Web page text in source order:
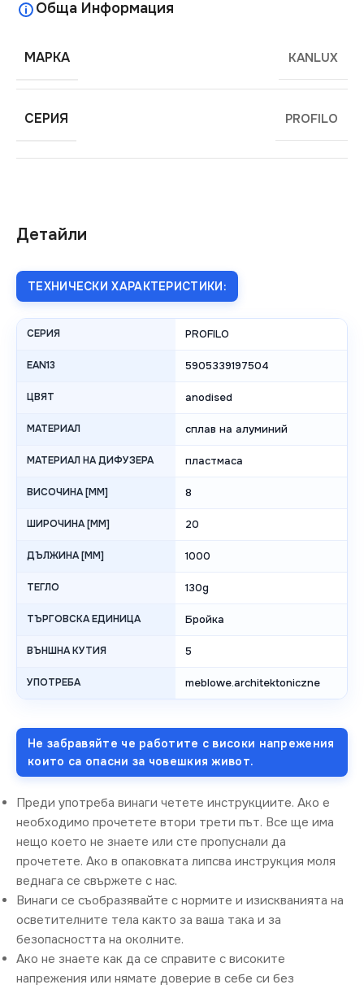
Детайли
ТЕХНИЧЕСКИ ХАРАКТЕРИСТИКИ:
СЕРИЯ PROFILO
EAN13 5905339197504
ЦВЯТ anodised
МАТЕРИАЛ сплав на алуминий
МАТЕРИАЛ НА ДИФУЗЕРА пластмаса
ВИСОЧИНА [MM] 8
ШИРОЧИНА [MM] 20
ДЪЛЖИНА [MM] 1000
ТЕГЛО 130g
ТЪРГОВСКА ЕДИНИЦА Бройка
ВЪНШНА КУТИЯ 5
УПОТРЕБА meblowe.architektoniczne
Не забравяйте че работите с високи напрежения
които са опасни за човешкия живот.
Преди употреба винаги четете инструкциите. Ако е
необходимо прочетете втори трети път. Все ще има
нещо което не знаете или сте пропуснали да
прочетете. Ако в опаковката липсва инструкция моля
веднага се свържете с нас.
Винаги се съобразявайте с нормите и изискванията на
осветителните тела както за ваша така и за
безопасността на околните.
Ако не знаете как да се справите с високите
напрежения или нямате доверие в себе си без
Обща Информация
МАРКА KANLUX
СЕРИЯ PROFILO